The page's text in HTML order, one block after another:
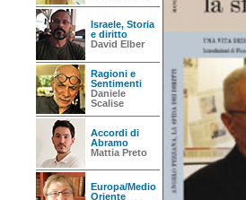
Israele, Storia
e diritto
David Elber
Ragioni e
Sentimenti
Daniele
Scalise
Accordi di
Abramo
Mattia Preto
Europa/Medio
Oriente